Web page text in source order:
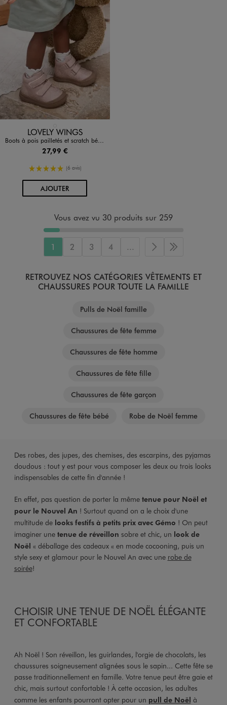
Disponible en 1 coloris
LOVELY WINGS
Boots à pois pailletés et scratch bébé fille - Lovely Wings
27,99 €
5/5 de moyenne
(6 avis)
AJOUTERAU PANIER
Vous avez vu 30 produits sur 259
1 2 3 4 ... Page suivante
Dernière page
RETROUVEZ NOS CATÉGORIES VÊTEMENTS ET
CHAUSSURES POUR TOUTE LA FAMILLE
Pulls de Noël famille
Chaussures de fête femme
Chaussures de fête homme
Chaussures de fête fille
Chaussures de fête garçon
Chaussures de fête bébé Robe de Noël femme
Des robes, des jupes, des chemises, des escarpins, des pyjamas
doudous : tout y est pour vous composer les deux ou trois looks
indispensables de cette fin d'année !
En effet, pas question de porter la même tenue pour Noël et
pour le Nouvel An ! Surtout quand on a le choix d'une
multitude de looks festifs à petits prix avec Gémo ! On peut
imaginer une tenue de réveillon sobre et chic, un look de
Noël « déballage des cadeaux « en mode cocooning, puis un
style sexy et glamour pour le Nouvel An avec une robe de
soirée!
CHOISIR UNE TENUE DE NOËL ÉLÉGANTE
ET CONFORTABLE
Ah Noël ! Son réveillon, les guirlandes, l'orgie de chocolats, les
chaussures soigneusement alignées sous le sapin... Cette fête se
passe traditionnellement en famille. Votre tenue peut être gaie et
chic, mais surtout confortable ! À cette occasion, les adultes
comme les enfants pourront opter pour un pull de Noël à